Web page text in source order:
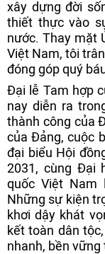
xây dựng đời
thiết thực vào
nước. Thay mặt
Việt Nam, tôi
đóng góp quý
Đại lễ Tam hợp
nay diễn ra
thành công của
của Đảng, cuộc
đại biểu Hội
2031, cùng Đại
quốc Việt Nam
Những sự kiện
khơi dậy khát
kết toàn dân
nhanh, bền